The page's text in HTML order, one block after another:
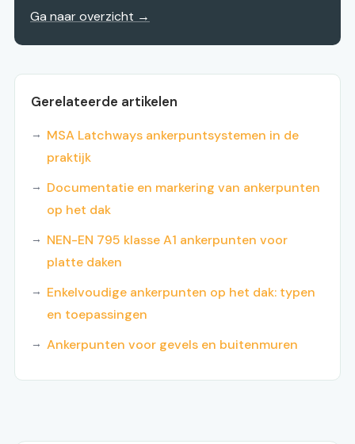
Ga naar overzicht →
Gerelateerde artikelen
MSA Latchways ankerpuntsystemen in de
praktijk
Documentatie en markering van ankerpunten
op het dak
NEN-EN 795 klasse A1 ankerpunten voor
platte daken
Enkelvoudige ankerpunten op het dak: typen
en toepassingen
Ankerpunten voor gevels en buitenmuren